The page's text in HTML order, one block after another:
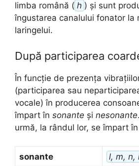
limba română ( h ) și sunt
îngustarea canalului fonator la
laringelui.
După participarea
În funcție de prezența
(participarea sau
vocale) în producerea
împart în sonante și nesonante
urmă, la rândul lor, se împart în
sonante l, m, n,